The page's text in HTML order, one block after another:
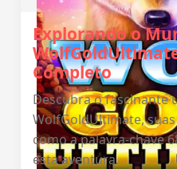
Explorando o
Completo
Descubra o fascinante
WolfGoldUltimate,
como a palavra-chave
esta aventura.